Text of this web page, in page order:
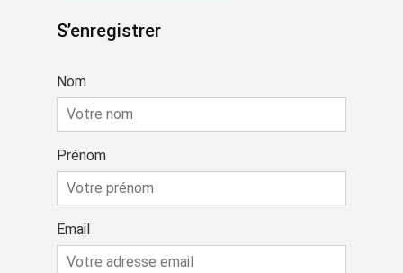
S’enregistrer
Nom
Prénom
Email